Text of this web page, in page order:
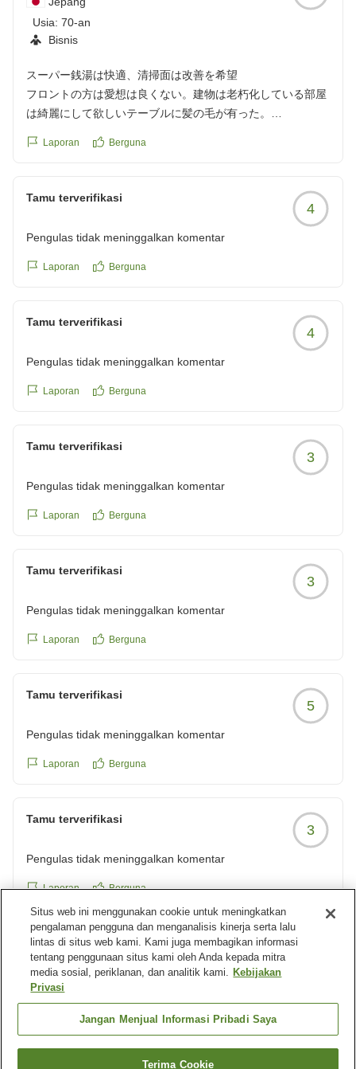
Usia: 70-an
Bisnis
スーパー銭湯は快適、清掃面は改善を希望
フロントの方は愛想は良くない。建物は老朽化している部屋
は綺麗にして欲しいテーブルに髪の毛が有った。
難い。
Laporan Berguna
Tamu terverifikasi
4
Pengulas tidak meninggalkan komentar
Laporan Berguna
Tamu terverifikasi
4
Pengulas tidak meninggalkan komentar
Laporan Berguna
Tamu terverifikasi
3
Pengulas tidak meninggalkan komentar
Laporan Berguna
Tamu terverifikasi
3
Pengulas tidak meninggalkan komentar
Laporan Berguna
Tamu terverifikasi
5
Pengulas tidak meninggalkan komentar
Laporan Berguna
Tamu terverifikasi
3
Pengulas tidak meninggalkan komentar
Laporan Berguna
Tamu terverifikasi
Pengulas tidak meninggalkan komentar
Berguna
Muat lebih banyak hasil
Situs web ini menggunakan cookie untuk meningkatkan
pengalaman pengguna dan menganalisis kinerja serta lalu
lintas di situs web kami. Kami juga membagikan informasi
tentang penggunaan situs kami oleh Anda kepada mitra
media sosial, periklanan, dan analitik kami. Kebijakan
Privasi
Jangan Menjual Informasi Pribadi Saya
Terima Cookie